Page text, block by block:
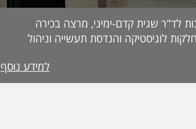
לד"ר שגית קדם-ימיני, מרצה בכירה
לוגיסטיקה והנדסת תעשייה וניהול
מטעם האגודה הבינלאומית IEOM Society
International. מההוקרות הגבוהות ביותר
למידע נוסף